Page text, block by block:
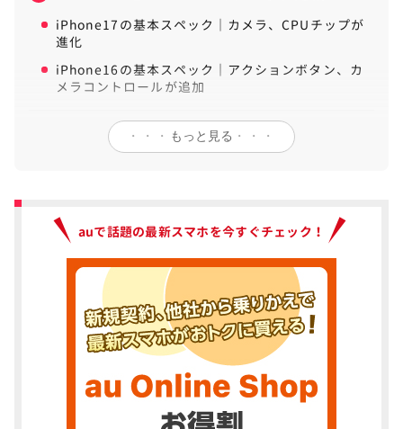
iPhone17の基本スペック｜カメラ、CPUチップが
進化
iPhone16の基本スペック｜アクションボタン、カ
メラコントロールが追加
iPhone17とiPhone16の違いは超広角レンズ
とリフレッシュレート
iPhone17は最新のA19採用でスペックアップ
iPhone17はフロントカメラがスペックアップ
ディスプレイのリフレッシュレートが120Hzに
iPhone17は新色追加でラインナップは一新
iPhone17のバッテリーはわずかのアップも駆動時
間は大幅改善
・・・ もっと見る ・・・
auで話題の最新スマホを今すぐチェック！